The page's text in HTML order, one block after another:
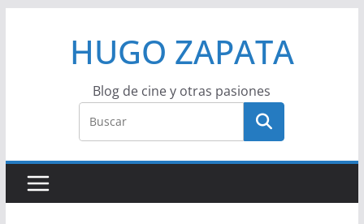
HUGO ZAPATA
Blog de cine y otras pasiones